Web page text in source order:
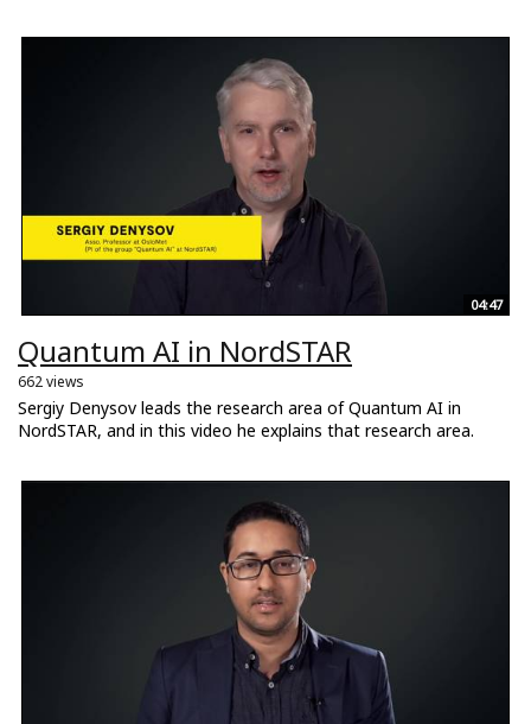
04:47
Quantum AI in NordSTAR
662 views
Sergiy Denysov leads the research area of Quantum AI in
NordSTAR, and in this video he explains that research area.